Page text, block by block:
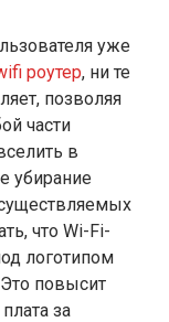
уже
роутер, ни те
позволяя
части
в
убирание
что Wi-Fi-
логотипом
повысит
за